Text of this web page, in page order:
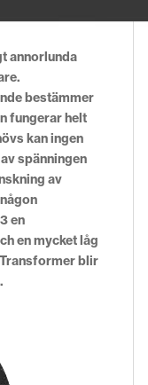
annorlunda
bestämmer
fungerar helt
kan ingen
spänningen
av
en
en mycket låg
blir